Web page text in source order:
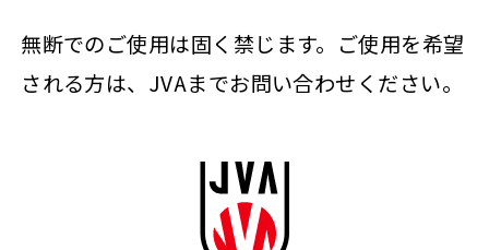
無断でのご使用は固く禁じます。ご使用を希望
される方は、JVAまでお問い合わせください。